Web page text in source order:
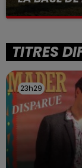
La victime a
TITRES
23h29
23h29